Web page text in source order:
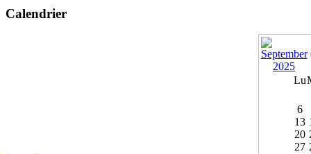
Calendrier
Lu
6
13
20
27